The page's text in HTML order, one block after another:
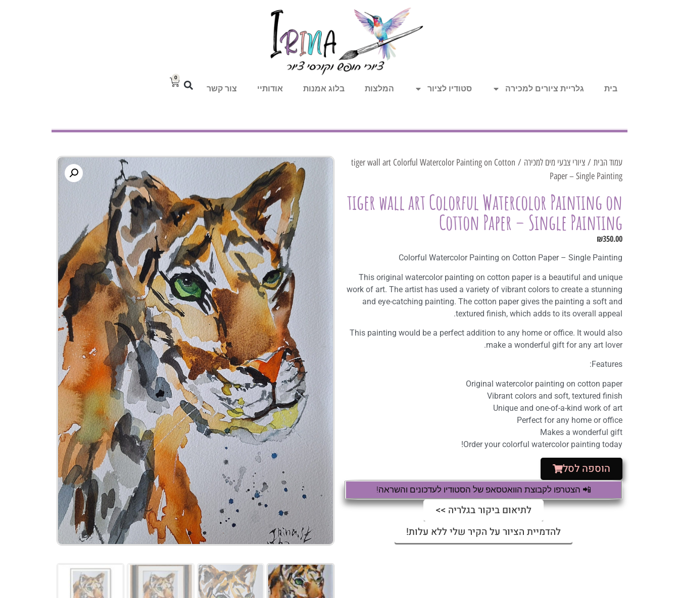
בית גלריית ציורים למכירה סטודיו לציור המלצות בלוג אמנות אודותיי צור קשר
0
עמוד הבית / ציורי צבעי מים למכירה
/ tiger wall art Colorful Watercolor Painting on Cotton
Paper – Single Painting
tiger wall art Colorful Watercolor Painting on
Cotton Paper – Single Painting
₪350.00
Colorful Watercolor Painting on Cotton Paper – Single Painting
This original watercolor painting on cotton paper is a beautiful and unique
work of art. The artist has used a variety of vibrant colors to create a stunning
and eye-catching painting. The cotton paper gives the painting a soft and
textured finish, which adds to its overall appeal.
This painting would be a perfect addition to any home or office. It would also
make a wonderful gift for any art lover.
Features:
Original watercolor painting on cotton paper
Vibrant colors and soft, textured finish
Unique and one-of-a-kind work of art
Perfect for any home or office
Makes a wonderful gift
Order your colorful watercolor painting today!
הוספה לסל
📲 הצטרפו לקבוצת הוואטסאפ של הסטודיו לעדכונים והשראה!
לתיאום ביקור בגלריה >>
להדמיית הציור על הקיר שלי ללא עלות!